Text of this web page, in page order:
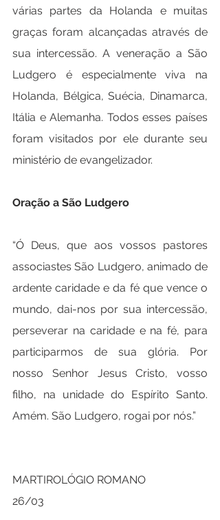
várias partes da Holanda e muitas
graças foram alcançadas através de
sua intercessão. A veneração a São
Ludgero é especialmente viva na
Holanda, Bélgica, Suécia, Dinamarca,
Itália e Alemanha. Todos esses países
foram visitados por ele durante seu
ministério de evangelizador.
Oração a São Ludgero
“Ó Deus, que aos vossos pastores
associastes São Ludgero, animado de
ardente caridade e da fé que vence o
mundo, dai-nos por sua intercessão,
perseverar na caridade e na fé, para
participarmos de sua glória. Por
nosso Senhor Jesus Cristo, vosso
filho, na unidade do Espírito Santo.
Amém. São Ludgero, rogai por nós.”
MARTIROLÓGIO ROMANO
26/03